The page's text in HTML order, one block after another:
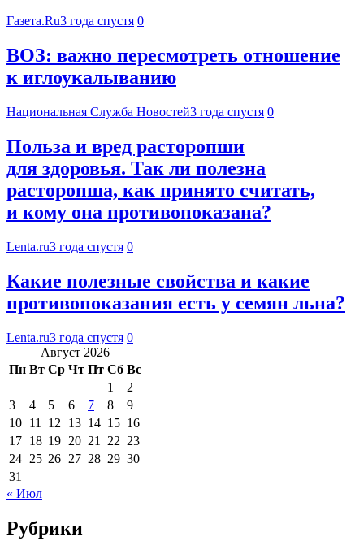
Газета.Ru3 года спустя 0
ВОЗ: важно пересмотреть отношение
к иглоукалыванию
Национальная Служба Новостей3 года спустя 0
Польза и вред расторопши
для здоровья. Так ли полезна
расторопша, как принято считать,
и кому она противопоказана?
Lenta.ru3 года спустя 0
Какие полезные свойства и какие
противопоказания есть у семян льна?
Lenta.ru3 года спустя 0
Август 2026
Пн Вт Ср Чт Пт Сб Вс
1
2
3
4 5 6 7 8
9
10 11 12 13 14 15 16
17 18 19 20 21 22 23
24 25 26 27 28 29 30
31
« Июл
Рубрики